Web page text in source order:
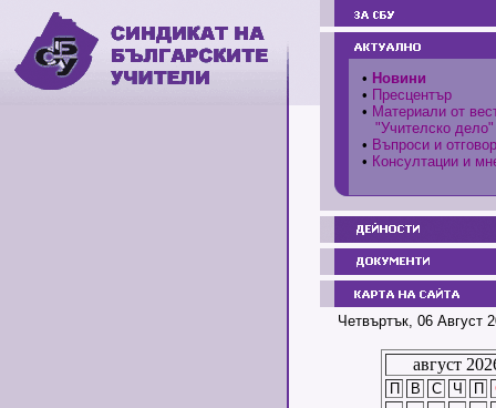
• Новини
• Пресцентър
• Материали от
"Учителско дело"
• Въпроси и
• Консултации и
Четвъртък, 06 Август
август
П В С Ч П